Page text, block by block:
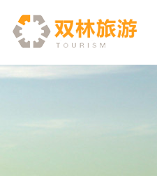
酒店
住宿
温泉
森林温泉
交通
交通导航
资讯活动
新闻咨询
预订
客房预定